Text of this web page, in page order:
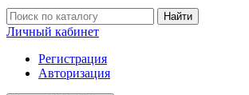
Найти
Личный кабинет
Регистрация
Авторизация